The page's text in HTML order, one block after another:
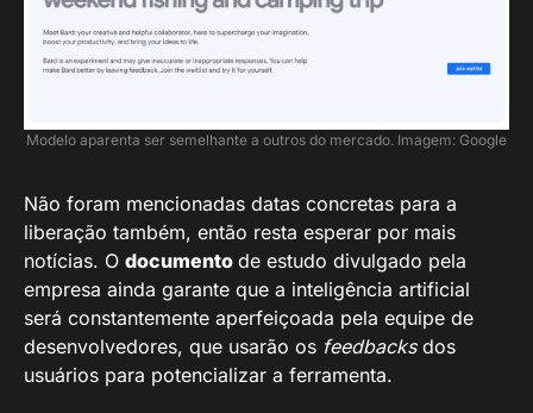
Modelo aparenta ser semelhante a outros do mercado. Imagem: Google
Não foram mencionadas datas concretas para a
liberação também, então resta esperar por mais
notícias. O documento de estudo divulgado pela
empresa ainda garante que a inteligência artificial
será constantemente aperfeiçoada pela equipe de
desenvolvedores, que usarão os feedbacks dos
usuários para potencializar a ferramenta.